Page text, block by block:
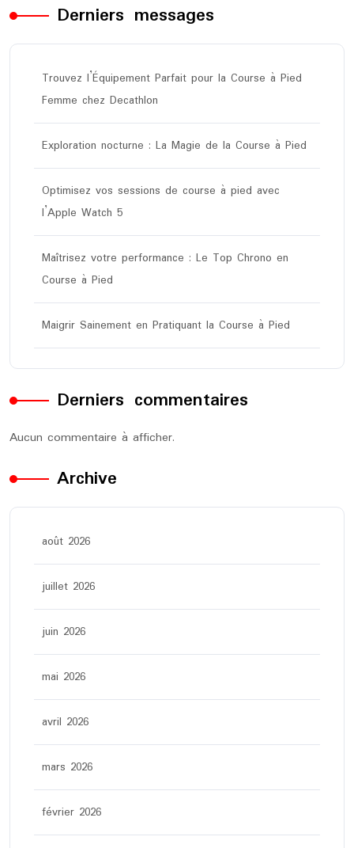
Derniers messages
Trouvez l’Équipement Parfait pour la Course à Pied
Femme chez Decathlon
Exploration nocturne : La Magie de la Course à Pied
Optimisez vos sessions de course à pied avec
l’Apple Watch 5
Maîtrisez votre performance : Le Top Chrono en
Course à Pied
Maigrir Sainement en Pratiquant la Course à Pied
Derniers commentaires
Aucun commentaire à afficher.
Archive
août 2026
juillet 2026
juin 2026
mai 2026
avril 2026
mars 2026
février 2026